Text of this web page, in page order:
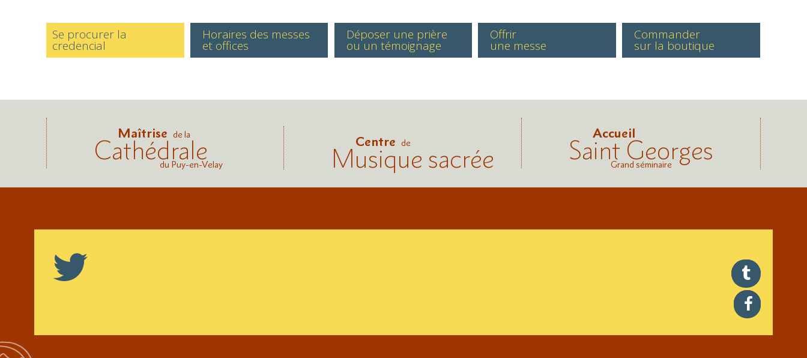
Se procurer la
credencial
Horaires des messes
et offices
Déposer une prière
ou un témoignage
Offrir
une messe
Commander
sur la boutique
Maîtrise de la
Cathédrale
du Puy-en-Velay
Centre de
Musique sacrée
Accueil
Saint Georges
Grand séminaire
twitter
facebook